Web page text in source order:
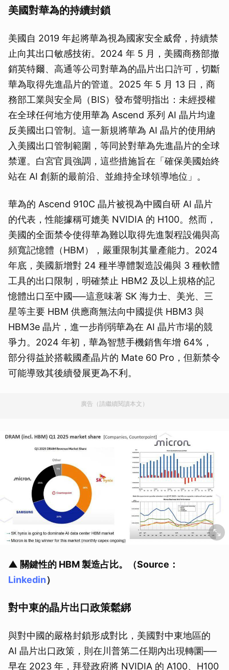
美國對華為的持續封鎖
美國自 2019 年起將華為視為國家安全威脅，持續禁
止向其出口敏感技術。2024 年 5 月，美國商務部撤
銷英特爾、高通等公司對華為的晶片出口許可，切斷
華為取得先進晶片的管道。2025 年 5 月 13 日，商
務部工業與安全局（BIS）發布聲明指出：未經授權
在全球任何地方使用華為 Ascend 系列 AI 晶片均違
反美國出口管制。這一新規將華為 AI 晶片的使用納
入美國出口管制範圍，等同於對華為先進晶片的全球
禁運。白宮官員強調，這些措施旨在「確保美國始終
站在 AI 創新的最前沿、並維持全球領導地位」。
華為的 Ascend 910C 晶片被視為中國自研 AI 晶片
的代表，性能據稱可媲美 NVIDIA 的 H100。然而，
美國的全面禁令使得華為難以取得先進製程設備與高
頻寬記憶體（HBM），嚴重限制其量產能力。2024
年底，美國新增對 24 種半導體製造設備與 3 種軟體
工具的出口限制，明確禁止 HBM2 及以上規格的記
憶體出口至中國──這意味著 SK 海力士、美光、三
星等主要 HBM 供應商無法向中國提供 HBM3 與
HBM3e 晶片，進一步削弱華為在 AI 晶片市場的競
爭力。2024 年初，華為智慧手機銷售年增 64%，
部分得益於搭載國產晶片的 Mate 60 Pro，但新禁令
可能導致其後續發展更為不利。
廣告（請繼續閱讀本文）
▲ 關鍵性的 HBM 製造占比。（Source：
Linkedin）
對中東的晶片出口政策鬆綁
與對中國的嚴格封鎖形成對比，美國對中東地區的
AI 晶片出口政策，則在川普第二任期內出現轉圜──
早在 2023 年，拜登政府將 NVIDIA 的 A100、H100